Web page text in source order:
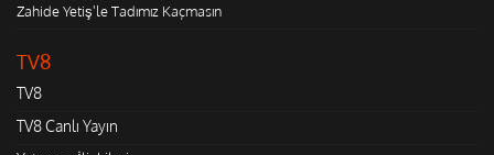
Zahide Yetiş'le Tadımız Kaçmasın
TV8
TV8
TV8 Canlı Yayın